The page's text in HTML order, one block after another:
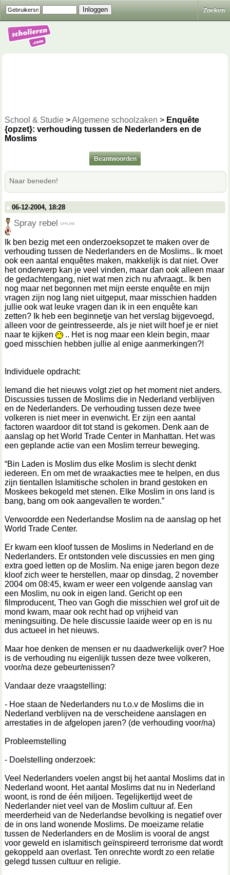
Zoeken
School & Studie >Algemene schoolzaken > Enquête
{opzet}: verhouding tussen de Nederlanders en de
Moslims
Beantwoorden
Naar beneden!
06-12-2004, 18:28
Spray rebel
Ik ben bezig met een onderzoeksopzet te maken over de
verhouding tussen de Nederlanders en de Moslims.. Ik moet
ook een aantal enquêtes maken, makkelijk is dat niet. Over
het onderwerp kan je veel vinden, maar dan ook alleen maar
de gedachtengang, niet wat men zich nu afvraagt.. Ik ben
nog maar net begonnen met mijn eerste enquête en mijn
vragen zijn nog lang niet uitgeput, maar misschien hadden
jullie ook wat leuke vragen dan ik in een enquête kan
zetten? Ik heb een beginnetje van het verslag bijgevoegd,
alleen voor de geintresseerde, als je niet wilt hoef je er niet
naar te kijken
.. Het is nog maar een klein begin, maar
goed misschien hebben jullie al enige aanmerkingen?!
Individuele opdracht:
Iemand die het nieuws volgt ziet op het moment niet anders.
Discussies tussen de Moslims die in Nederland verblijven
en de Nederlanders. De verhouding tussen deze twee
volkeren is niet meer in evenwicht. Er zijn een aantal
factoren waardoor dit tot stand is gekomen. Denk aan de
aanslag op het World Trade Center in Manhattan. Het was
een geplande actie van een Moslim terreur beweging.
“Bin Laden is Moslim dus elke Moslim is slecht denkt
iedereen. En om met de wraakacties mee te helpen, en dus
zijn tientallen Islamitische scholen in brand gestoken en
Moskees bekogeld met stenen. Elke Moslim in ons land is
bang, bang om ook aangevallen te worden.”
Verwoordde een Nederlandse Moslim na de aanslag op het
World Trade Center.
Er kwam een kloof tussen de Moslims in Nederland en de
Nederlanders. Er ontstonden vele discussies en men ging
extra goed letten op de Moslim. Na enige jaren begon deze
kloof zich weer te herstellen, maar op dinsdag, 2 november
2004 om 08:45, kwam er weer een volgende aanslag van
een Moslim, nu ook in eigen land. Gericht op een
filmproducent, Theo van Gogh die misschien wel grof uit de
mond kwam, maar ook recht had op vrijheid van
meningsuiting. De hele discussie laaide weer op en is nu
dus actueel in het nieuws.
Maar hoe denken de mensen er nu daadwerkelijk over? Hoe
is de verhouding nu eigenlijk tussen deze twee volkeren,
voor/na deze gebeurtenissen?
Vandaar deze vraagstelling:
- Hoe staan de Nederlanders nu t.o.v de Moslims die in
Nederland verblijven na de verscheidene aanslagen en
arrestaties in de afgelopen jaren? (de verhouding voor/na)
Probleemstelling
- Doelstelling onderzoek:
Veel Nederlanders voelen angst bij het aantal Moslims dat in
Nederland woont. Het aantal Moslims dat nu in Nederland
woont, is rond de één miljoen. Tegelijkertijd weet de
Nederlander niet veel van de Moslim cultuur af. Een
meerderheid van de Nederlandse bevolking is negatief over
de in ons land wonende Moslims. De moeizame relatie
tussen de Nederlanders en de Moslim is vooral de angst
voor geweld en islamitisch geïnspireerd terrorisme dat wordt
gekoppeld aan overlast. Ten onrechte wordt zo een relatie
gelegd tussen cultuur en religie.